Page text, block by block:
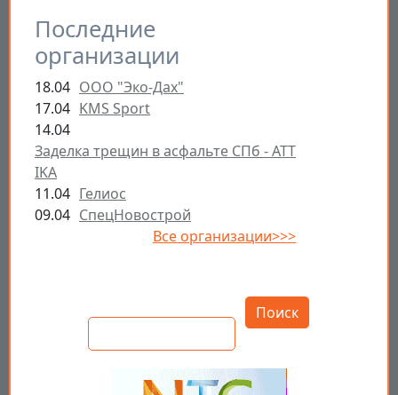
Последние
организации
18.04 ООО "Эко-Дах"
17.04 KMS Sport
14.04
Заделка трещин в асфальте СПб - ATT
IKA
11.04 Гелиос
09.04 СпецНовострой
Все организации>>>